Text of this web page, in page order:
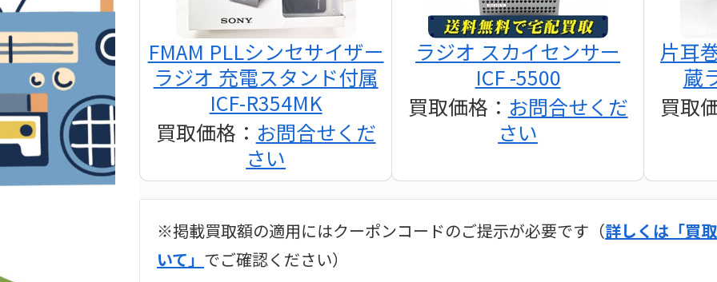
FMAM PLLシンセサイザー
ラジオ 充電スタンド付属
ICF-R354MK
買取価格： お問合せくだ
さい
ラジオ スカイセンサー
ICF -5500
買取価格： お問合せくだ
さい
片耳
蔵
買取
2024年12月更新 オーディオ買取価格
※掲載買取額の適用にはクーポンコードのご提示が必要です（詳しくは「買
いて」 でご確認ください）